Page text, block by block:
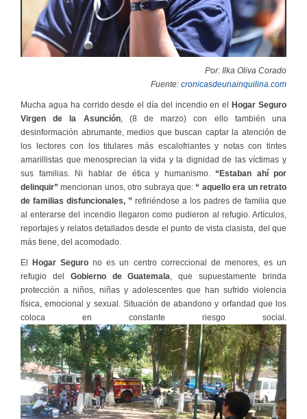
Por: Ilka Oliva Corado
Fuente: cronicasdeunainquilina.com
Mucha agua ha corrido desde el día del incendio en el
Hogar Seguro
Virgen de la Asunción, (8 de marzo) con ello también una
desinformación abrumante, medios que buscan captar la atención de
los lectores con los titulares más escalofriantes y notas con tintes
amarillistas que menosprecian la vida y la dignidad de las víctimas y
sus familias. Ni hablar de ética y humanismo. “Estaban ahí por
delinquir” mencionan unos, otro subraya que: “ aquello era un retrato
de familias disfuncionales, ” refiriéndose a los padres de familia que
al enterarse del incendio llegaron como pudieron al refugio. Artículos,
reportajes y relatos detallados desde el punto de vista clasista, del que
más tiene, del acomodado.
El Hogar Seguro no es un centro correccional de menores, es un
refugio del Gobierno de Guatemala, que supuestamente brinda
protección a niños, niñas y adolescentes que han sufrido violencia
física, emocional y sexual. Situación de abandono y orfandad que los
coloca en constante riesgo social.